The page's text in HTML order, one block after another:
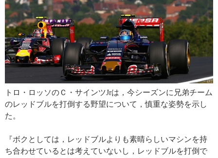
トロ・ロッソのＣ・サインツJrは，今シーズンに兄弟チーム
のレッドブルを打倒する野望について，慎重な姿勢を示し
た。
『ボクとしては，レッドブルよりも素晴らしいマシンを持
ち合わせているとは考えていないし，レッドブルを打倒で